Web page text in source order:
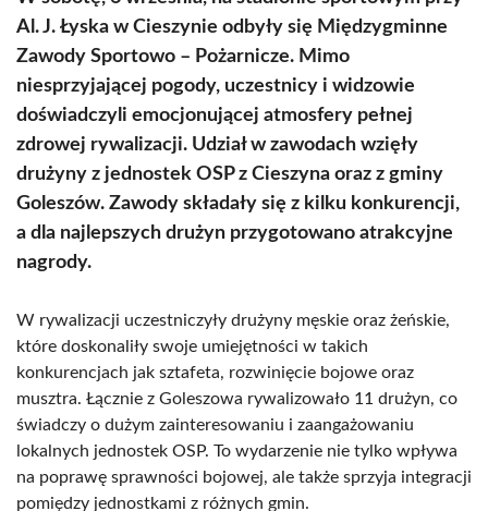
Al. J. Łyska w Cieszynie odbyły się Międzygminne
Zawody Sportowo – Pożarnicze. Mimo
niesprzyjającej pogody, uczestnicy i widzowie
doświadczyli emocjonującej atmosfery pełnej
zdrowej rywalizacji. Udział w zawodach wzięły
drużyny z jednostek OSP z Cieszyna oraz z gminy
Goleszów. Zawody składały się z kilku konkurencji,
a dla najlepszych drużyn przygotowano atrakcyjne
nagrody.
W rywalizacji uczestniczyły drużyny męskie oraz żeńskie,
które doskonaliły swoje umiejętności w takich
konkurencjach jak sztafeta, rozwinięcie bojowe oraz
musztra. Łącznie z Goleszowa rywalizowało 11 drużyn, co
świadczy o dużym zainteresowaniu i zaangażowaniu
lokalnych jednostek OSP. To wydarzenie nie tylko wpływa
na poprawę sprawności bojowej, ale także sprzyja integracji
pomiędzy jednostkami z różnych gmin.